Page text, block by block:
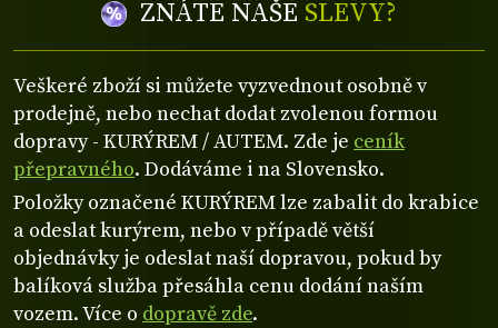
ZNÁTE NAŠE SLEVY?
Veškeré zboží si můžete vyzvednout osobně v
prodejně, nebo nechat dodat zvolenou formou
dopravy - KURÝREM / AUTEM. Zde je ceník
přepravného. Dodáváme i na Slovensko.
Položky označené KURÝREM lze zabalit do krabice
a odeslat kurýrem, nebo v případě větší
objednávky je odeslat naší dopravou, pokud by
balíková služba přesáhla cenu dodání naším
vozem. Více o dopravě zde.